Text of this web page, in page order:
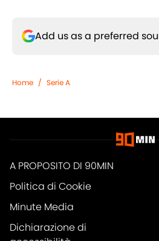
Add us as a preferred
Home / Serie A
A PROPOSITO DI 90MIN
Politica di Cookie
Minute Media
Dichiarazione di